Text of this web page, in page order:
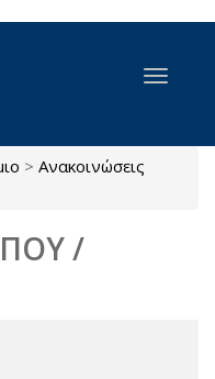
Toggle
> Ανακοινώσεις
/